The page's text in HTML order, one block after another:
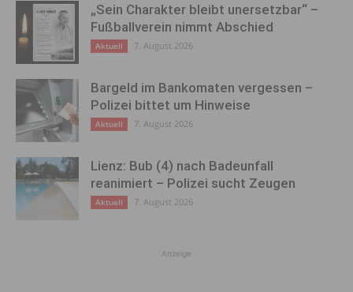
„Sein Charakter bleibt unersetzbar“ –
Fußballverein nimmt Abschied
Aktuell 7. August 2026
Bargeld im Bankomaten vergessen –
Polizei bittet um Hinweise
Aktuell 7. August 2026
Lienz: Bub (4) nach Badeunfall
reanimiert – Polizei sucht Zeugen
Aktuell 7. August 2026
Anzeige